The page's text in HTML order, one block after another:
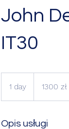
John
IT30
1 day
d
polskich
1300 zł
Opis usługi